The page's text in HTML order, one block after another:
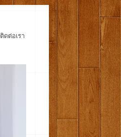
ติดต่อเรา